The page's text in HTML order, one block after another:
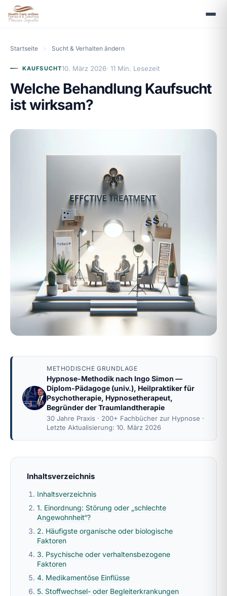
Startseite › Sucht & Verhalten ändern
KAUFSUCHT10. März 2026· 11 Min. Lesezeit
Welche Behandlung Kaufsucht
ist wirksam?
METHODISCHE GRUNDLAGE
Hypnose-Methodik nach Ingo Simon —
Diplom-Pädagoge (univ.), Heilpraktiker für
Psychotherapie, Hypnosetherapeut,
Begründer der Traumlandtherapie
30 Jahre Praxis · 200+ Fachbücher zur Hypnose ·
Letzte Aktualisierung: 10. März 2026
Inhaltsverzeichnis
Inhaltsverzeichnis
1. Einordnung: Störung oder „schlechte
Angewohnheit“?
2. Häufigste organische oder biologische
Faktoren
3. Psychische oder verhaltensbezogene
Faktoren
4. Medikamentöse Einflüsse
5. Stoffwechsel- oder Begleiterkrankungen